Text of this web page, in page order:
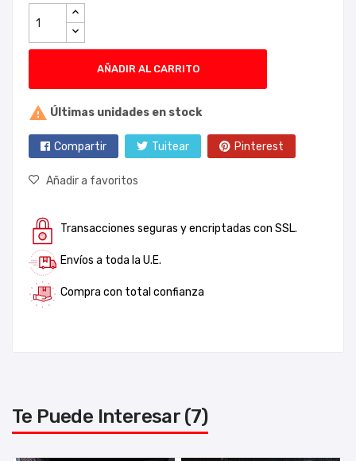
AÑADIR AL CARRITO
 Últimas unidades en stock
Compartir Tuitear Pinterest
Añadir a favoritos
Transacciones seguras y encriptadas con SSL.
Envíos a toda la U.E.
Compra con total confianza
Te Puede Interesar (7)